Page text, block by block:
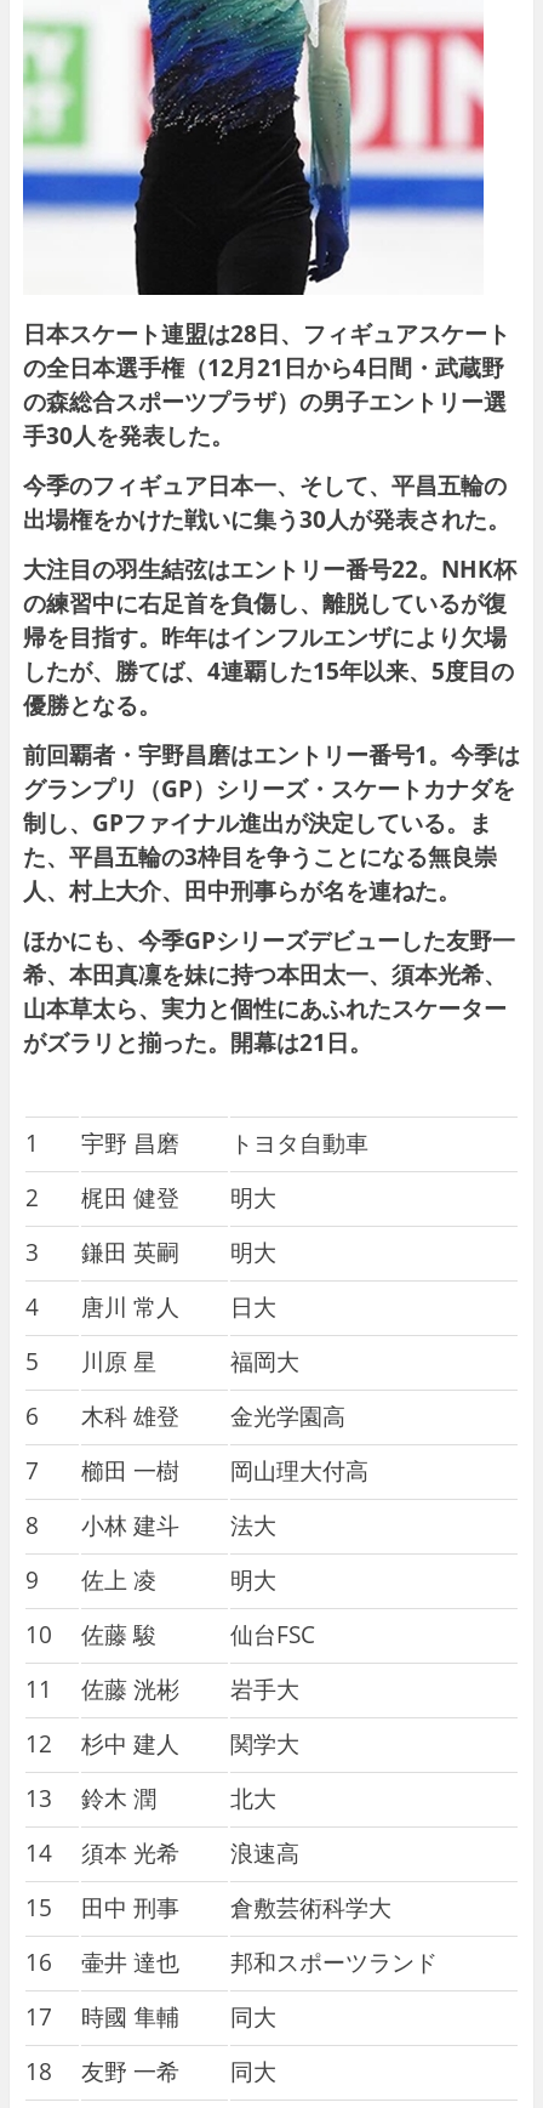
日本スケート連盟は28日、フィギュアスケート
の全日本選手権（12月21日から4日間・武蔵野
の森総合スポーツプラザ）の男子エントリー選
手30人を発表した。
今季のフィギュア日本一、そして、平昌五輪の
出場権をかけた戦いに集う30人が発表された。
大注目の羽生結弦はエントリー番号22。NHK杯
の練習中に右足首を負傷し、離脱しているが復
帰を目指す。昨年はインフルエンザにより欠場
したが、勝てば、4連覇した15年以来、5度目の
優勝となる。
前回覇者・宇野昌磨はエントリー番号1。今季は
グランプリ（GP）シリーズ・スケートカナダを
制し、GPファイナル進出が決定している。ま
た、平昌五輪の3枠目を争うことになる無良崇
人、村上大介、田中刑事らが名を連ねた。
ほかにも、今季GPシリーズデビューした友野一
希、本田真凜を妹に持つ本田太一、須本光希、
山本草太ら、実力と個性にあふれたスケーター
がズラリと揃った。開幕は21日。
1 宇野 昌磨
トヨタ自動車
2
梶田 健登
明大
3
鎌田 英嗣
明大
4
唐川 常人
日大
5
川原 星
福岡大
6
木科 雄登
金光学園高
7
櫛田 一樹
岡山理大付高
8
小林 建斗
法大
9
佐上 凌
明大
10
佐藤 駿
仙台FSC
11
佐藤 洸彬
岩手大
12
杉中 建人
関学大
13
鈴木 潤
北大
14
須本 光希
浪速高
15
田中 刑事
倉敷芸術科学大
16
壷井 達也
邦和スポーツランド
17
時國 隼輔
同大
18
友野 一希
同大